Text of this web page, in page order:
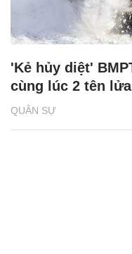
QUÂN SỰ
'Kẻ hủy diệt'
cùng lúc 2 tên